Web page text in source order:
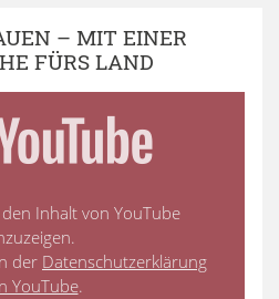
– MIT EINER
FÜRS LAND
Inhalt von YouTube
der Datenschutzerklärung
YouTube.